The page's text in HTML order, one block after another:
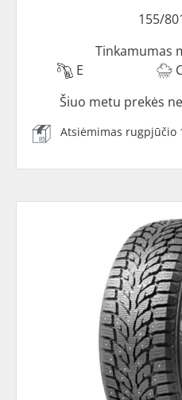
155/
Tinkamumas
E
Šiuo metu prekės
Atsiėmimas rugpjūčio